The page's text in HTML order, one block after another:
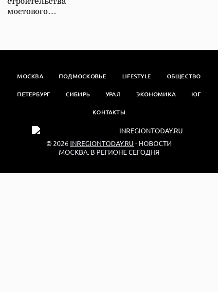
мостового…
МОСКВА ПОДМОСКОВЬЕ LIFESTYLE ОБЩЕСТВО
ПЕТЕРБУРГ СИБИРЬ УРАЛ ЭКОНОМИКА ЮГ
КОНТАКТЫ
© 2026 INREGIONTODAY.RU - НОВОСТИ
МОСКВА. В РЕГИОНЕ СЕГОДНЯ